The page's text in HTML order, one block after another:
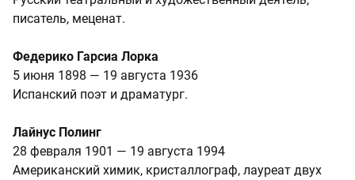
писатель, меценат.
Федерико Гарсиа Лорка
5 июня 1898 — 19 августа 1936
Испанский поэт и драматург.
Лайнус Полинг
28 февраля 1901 — 19 августа 1994
Американский химик, кристаллограф, лауреат двух